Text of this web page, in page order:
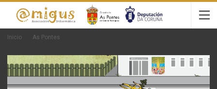
Inicio As Pontes